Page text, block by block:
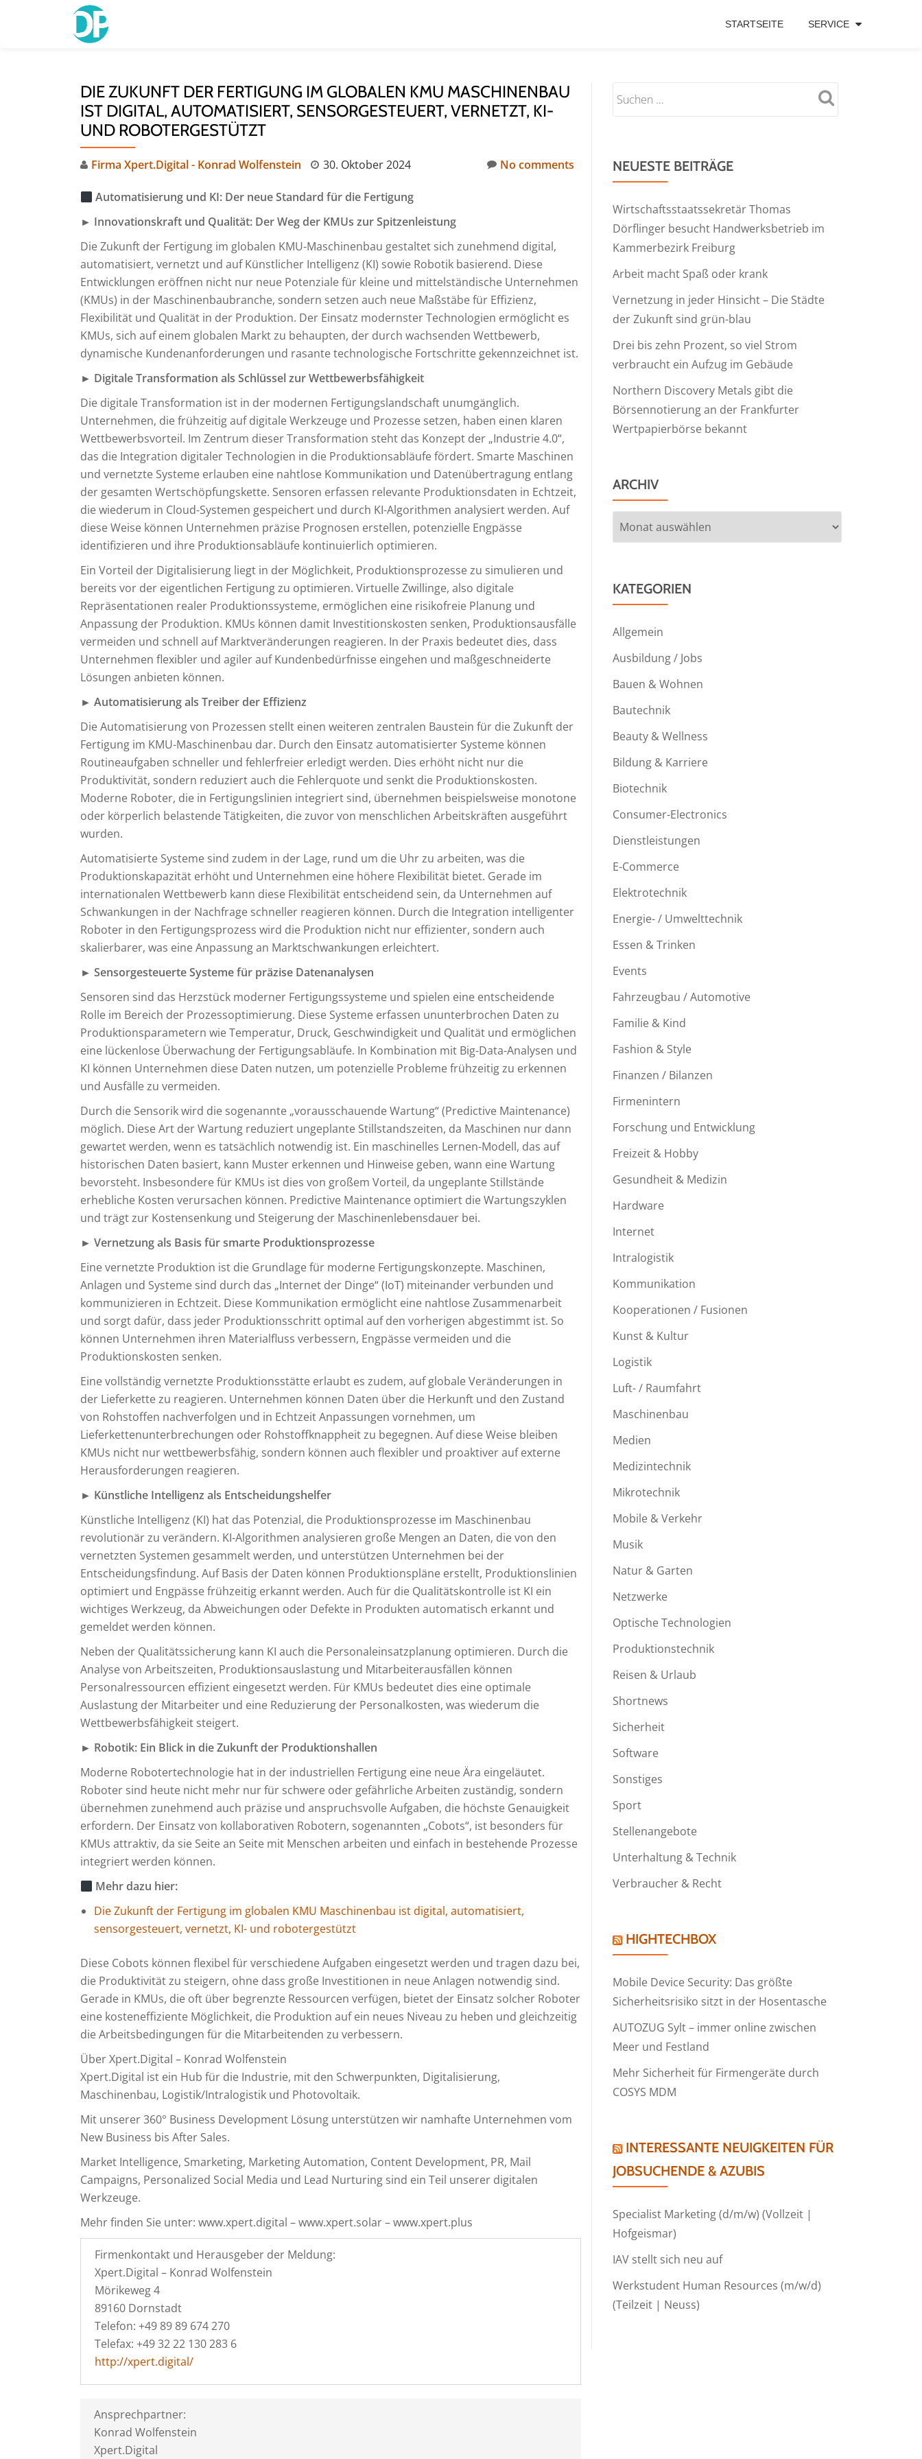
STARTSEITE SERVICE
DIE ZUKUNFT DER FERTIGUNG IM GLOBALEN KMU MASCHINENBAU
IST DIGITAL, AUTOMATISIERT, SENSORGESTEUERT, VERNETZT, KI-
UND ROBOTERGESTÜTZT
Firma Xpert.Digital - Konrad Wolfenstein 30. Oktober 2024 No comments
Automatisierung und KI: Der neue Standard für die Fertigung
► Innovationskraft und Qualität: Der Weg der KMUs zur Spitzenleistung
Die Zukunft der Fertigung im globalen KMU-Maschinenbau gestaltet sich zunehmend digital,
automatisiert, vernetzt und auf Künstlicher Intelligenz (KI) sowie Robotik basierend. Diese
Entwicklungen eröffnen nicht nur neue Potenziale für kleine und mittelständische Unternehmen
(KMUs) in der Maschinenbaubranche, sondern setzen auch neue Maßstäbe für Effizienz,
Flexibilität und Qualität in der Produktion. Der Einsatz modernster Technologien ermöglicht es
KMUs, sich auf einem globalen Markt zu behaupten, der durch wachsenden Wettbewerb,
dynamische Kundenanforderungen und rasante technologische Fortschritte gekennzeichnet ist.
► Digitale Transformation als Schlüssel zur Wettbewerbsfähigkeit
Die digitale Transformation ist in der modernen Fertigungslandschaft unumgänglich.
Unternehmen, die frühzeitig auf digitale Werkzeuge und Prozesse setzen, haben einen klaren
Wettbewerbsvorteil. Im Zentrum dieser Transformation steht das Konzept der „Industrie 4.0“,
das die Integration digitaler Technologien in die Produktionsabläufe fördert. Smarte Maschinen
und vernetzte Systeme erlauben eine nahtlose Kommunikation und Datenübertragung entlang
der gesamten Wertschöpfungskette. Sensoren erfassen relevante Produktionsdaten in Echtzeit,
die wiederum in Cloud-Systemen gespeichert und durch KI-Algorithmen analysiert werden. Auf
diese Weise können Unternehmen präzise Prognosen erstellen, potenzielle Engpässe
identifizieren und ihre Produktionsabläufe kontinuierlich optimieren.
Ein Vorteil der Digitalisierung liegt in der Möglichkeit, Produktionsprozesse zu simulieren und
bereits vor der eigentlichen Fertigung zu optimieren. Virtuelle Zwillinge, also digitale
Repräsentationen realer Produktionssysteme, ermöglichen eine risikofreie Planung und
Anpassung der Produktion. KMUs können damit Investitionskosten senken, Produktionsausfälle
vermeiden und schnell auf Marktveränderungen reagieren. In der Praxis bedeutet dies, dass
Unternehmen flexibler und agiler auf Kundenbedürfnisse eingehen und maßgeschneiderte
Lösungen anbieten können.
► Automatisierung als Treiber der Effizienz
Die Automatisierung von Prozessen stellt einen weiteren zentralen Baustein für die Zukunft der
Fertigung im KMU-Maschinenbau dar. Durch den Einsatz automatisierter Systeme können
Routineaufgaben schneller und fehlerfreier erledigt werden. Dies erhöht nicht nur die
Produktivität, sondern reduziert auch die Fehlerquote und senkt die Produktionskosten.
Moderne Roboter, die in Fertigungslinien integriert sind, übernehmen beispielsweise monotone
oder körperlich belastende Tätigkeiten, die zuvor von menschlichen Arbeitskräften ausgeführt
wurden.
Automatisierte Systeme sind zudem in der Lage, rund um die Uhr zu arbeiten, was die
Produktionskapazität erhöht und Unternehmen eine höhere Flexibilität bietet. Gerade im
internationalen Wettbewerb kann diese Flexibilität entscheidend sein, da Unternehmen auf
Schwankungen in der Nachfrage schneller reagieren können. Durch die Integration intelligenter
Roboter in den Fertigungsprozess wird die Produktion nicht nur effizienter, sondern auch
skalierbarer, was eine Anpassung an Marktschwankungen erleichtert.
► Sensorgesteuerte Systeme für präzise Datenanalysen
Sensoren sind das Herzstück moderner Fertigungssysteme und spielen eine entscheidende
Rolle im Bereich der Prozessoptimierung. Diese Systeme erfassen ununterbrochen Daten zu
Produktionsparametern wie Temperatur, Druck, Geschwindigkeit und Qualität und ermöglichen
eine lückenlose Überwachung der Fertigungsabläufe. In Kombination mit Big-Data-Analysen und
KI können Unternehmen diese Daten nutzen, um potenzielle Probleme frühzeitig zu erkennen
und Ausfälle zu vermeiden.
Durch die Sensorik wird die sogenannte „vorausschauende Wartung“ (Predictive Maintenance)
möglich. Diese Art der Wartung reduziert ungeplante Stillstandszeiten, da Maschinen nur dann
gewartet werden, wenn es tatsächlich notwendig ist. Ein maschinelles Lernen-Modell, das auf
historischen Daten basiert, kann Muster erkennen und Hinweise geben, wann eine Wartung
bevorsteht. Insbesondere für KMUs ist dies von großem Vorteil, da ungeplante Stillstände
erhebliche Kosten verursachen können. Predictive Maintenance optimiert die Wartungszyklen
und trägt zur Kostensenkung und Steigerung der Maschinenlebensdauer bei.
► Vernetzung als Basis für smarte Produktionsprozesse
Eine vernetzte Produktion ist die Grundlage für moderne Fertigungskonzepte. Maschinen,
Anlagen und Systeme sind durch das „Internet der Dinge“ (IoT) miteinander verbunden und
kommunizieren in Echtzeit. Diese Kommunikation ermöglicht eine nahtlose Zusammenarbeit
und sorgt dafür, dass jeder Produktionsschritt optimal auf den vorherigen abgestimmt ist. So
können Unternehmen ihren Materialfluss verbessern, Engpässe vermeiden und die
Produktionskosten senken.
Eine vollständig vernetzte Produktionsstätte erlaubt es zudem, auf globale Veränderungen in
der Lieferkette zu reagieren. Unternehmen können Daten über die Herkunft und den Zustand
von Rohstoffen nachverfolgen und in Echtzeit Anpassungen vornehmen, um
Lieferkettenunterbrechungen oder Rohstoffknappheit zu begegnen. Auf diese Weise bleiben
KMUs nicht nur wettbewerbsfähig, sondern können auch flexibler und proaktiver auf externe
Herausforderungen reagieren.
► Künstliche Intelligenz als Entscheidungshelfer
Künstliche Intelligenz (KI) hat das Potenzial, die Produktionsprozesse im Maschinenbau
revolutionär zu verändern. KI-Algorithmen analysieren große Mengen an Daten, die von den
vernetzten Systemen gesammelt werden, und unterstützen Unternehmen bei der
Entscheidungsfindung. Auf Basis der Daten können Produktionspläne erstellt, Produktionslinien
optimiert und Engpässe frühzeitig erkannt werden. Auch für die Qualitätskontrolle ist KI ein
wichtiges Werkzeug, da Abweichungen oder Defekte in Produkten automatisch erkannt und
gemeldet werden können.
Neben der Qualitätssicherung kann KI auch die Personaleinsatzplanung optimieren. Durch die
Analyse von Arbeitszeiten, Produktionsauslastung und Mitarbeiterausfällen können
Personalressourcen effizient eingesetzt werden. Für KMUs bedeutet dies eine optimale
Auslastung der Mitarbeiter und eine Reduzierung der Personalkosten, was wiederum die
Wettbewerbsfähigkeit steigert.
► Robotik: Ein Blick in die Zukunft der Produktionshallen
Moderne Robotertechnologie hat in der industriellen Fertigung eine neue Ära eingeläutet.
Roboter sind heute nicht mehr nur für schwere oder gefährliche Arbeiten zuständig, sondern
übernehmen zunehmend auch präzise und anspruchsvolle Aufgaben, die höchste Genauigkeit
erfordern. Der Einsatz von kollaborativen Robotern, sogenannten „Cobots“, ist besonders für
KMUs attraktiv, da sie Seite an Seite mit Menschen arbeiten und einfach in bestehende Prozesse
integriert werden können.
Mehr dazu hier:
Die Zukunft der Fertigung im globalen KMU Maschinenbau ist digital, automatisiert,
sensorgesteuert, vernetzt, KI- und robotergestützt
Diese Cobots können flexibel für verschiedene Aufgaben eingesetzt werden und tragen dazu bei,
die Produktivität zu steigern, ohne dass große Investitionen in neue Anlagen notwendig sind.
Gerade in KMUs, die oft über begrenzte Ressourcen verfügen, bietet der Einsatz solcher Roboter
eine kosteneffiziente Möglichkeit, die Produktion auf ein neues Niveau zu heben und gleichzeitig
die Arbeitsbedingungen für die Mitarbeitenden zu verbessern.
Über Xpert.Digital – Konrad Wolfenstein
Xpert.Digital ist ein Hub für die Industrie, mit den Schwerpunkten, Digitalisierung,
Maschinenbau, Logistik/Intralogistik und Photovoltaik.
Mit unserer 360° Business Development Lösung unterstützen wir namhafte Unternehmen vom
New Business bis After Sales.
Market Intelligence, Smarketing, Marketing Automation, Content Development, PR, Mail
Campaigns, Personalized Social Media und Lead Nurturing sind ein Teil unserer digitalen
Werkzeuge.
Mehr finden Sie unter: www.xpert.digital – www.xpert.solar – www.xpert.plus
Firmenkontakt und Herausgeber der Meldung:
Xpert.Digital – Konrad Wolfenstein
Mörikeweg 4
89160 Dornstadt
Telefon: +49 89 89 674 270
Telefax: +49 32 22 130 283 6
http://xpert.digital/
Ansprechpartner:
Konrad Wolfenstein
Xpert.Digital
NEUESTE BEITRÄGE
Wirtschaftsstaatssekretär Thomas
Dörflinger besucht Handwerksbetrieb im
Kammerbezirk Freiburg
Arbeit macht Spaß oder krank
Vernetzung in jeder Hinsicht – Die Städte
der Zukunft sind grün-blau
Drei bis zehn Prozent, so viel Strom
verbraucht ein Aufzug im Gebäude
Northern Discovery Metals gibt die
Börsennotierung an der Frankfurter
Wertpapierbörse bekannt
ARCHIV
Archiv
KATEGORIEN
Allgemein
Ausbildung / Jobs
Bauen & Wohnen
Bautechnik
Beauty & Wellness
Bildung & Karriere
Biotechnik
Consumer-Electronics
Dienstleistungen
E-Commerce
Elektrotechnik
Energie- / Umwelttechnik
Essen & Trinken
Events
Fahrzeugbau / Automotive
Familie & Kind
Fashion & Style
Finanzen / Bilanzen
Firmenintern
Forschung und Entwicklung
Freizeit & Hobby
Gesundheit & Medizin
Hardware
Internet
Intralogistik
Kommunikation
Kooperationen / Fusionen
Kunst & Kultur
Logistik
Luft- / Raumfahrt
Maschinenbau
Medien
Medizintechnik
Mikrotechnik
Mobile & Verkehr
Musik
Natur & Garten
Netzwerke
Optische Technologien
Produktionstechnik
Reisen & Urlaub
Shortnews
Sicherheit
Software
Sonstiges
Sport
Stellenangebote
Unterhaltung & Technik
Verbraucher & Recht
HIGHTECHBOX
Mobile Device Security: Das größte
Sicherheitsrisiko sitzt in der Hosentasche
AUTOZUG Sylt – immer online zwischen
Meer und Festland
Mehr Sicherheit für Firmengeräte durch
COSYS MDM
INTERESSANTE NEUIGKEITEN FÜR
JOBSUCHENDE & AZUBIS
Specialist Marketing (d/m/w) (Vollzeit |
Hofgeismar)
IAV stellt sich neu auf
Werkstudent Human Resources (m/w/d)
(Teilzeit | Neuss)